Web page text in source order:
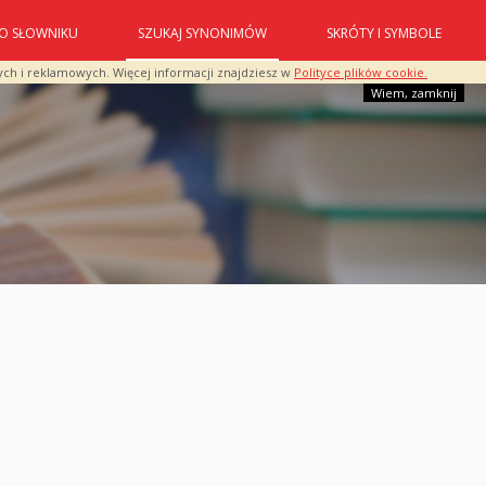
i reklamowych. Więcej informacji znajdziesz w Polityce plików cookie.
Wiem, zamknij
O SŁOWNIKU SZUKAJ SYNONIMÓW SKRÓTY I SYMBOLE